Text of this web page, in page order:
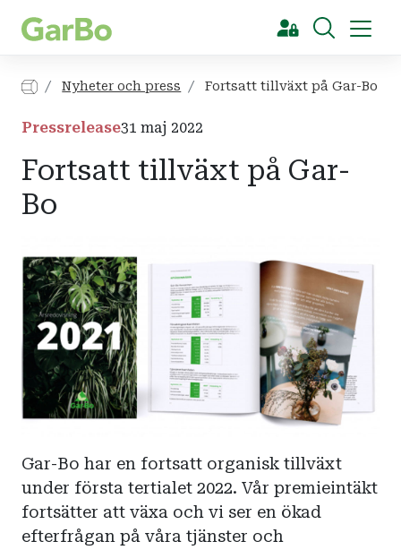
[Sök]
Nyheter och press Fortsatt tillväxt på Gar-Bo
Pressrelease31 maj 2022
Fortsatt tillväxt på Gar-
Bo
Gar-Bo har en fortsatt organisk tillväxt
under första tertialet 2022. Vår premieintäkt
fortsätter att växa och vi ser en ökad
efterfrågan på våra tjänster och